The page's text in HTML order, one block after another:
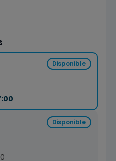
Disponible
Disponible